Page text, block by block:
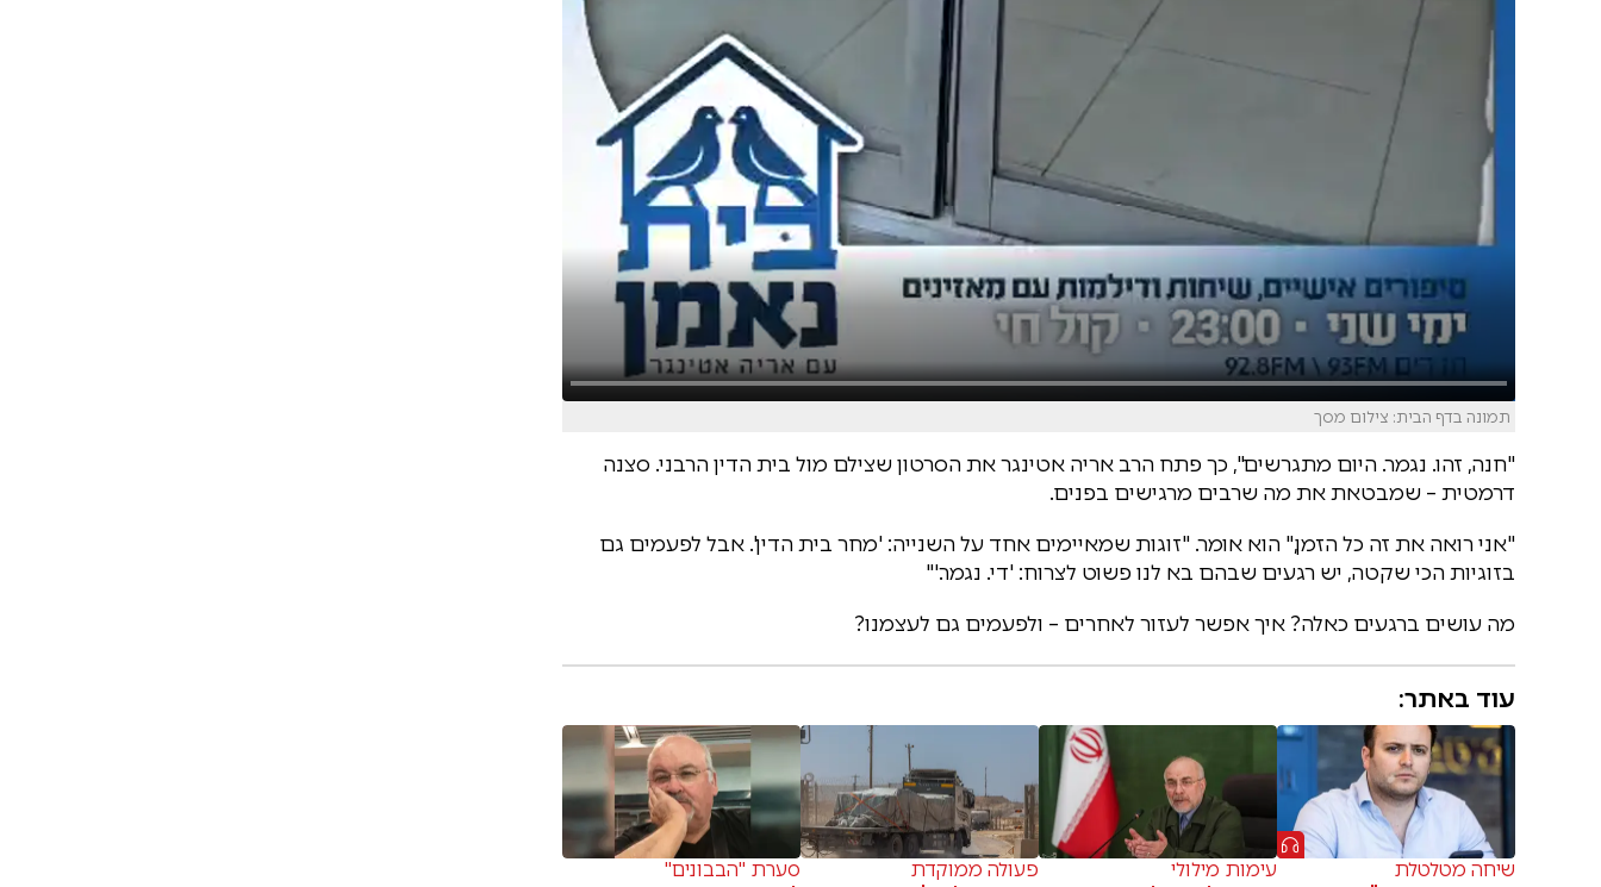
תמונה בדף הבית: צילום מסך
"חנה, זהו. נגמר. היום מתגרשים", כך פתח הרב אריה אטינגר את הסרטון שצילם מול בית הדין הרבני. סצנה
דרמטית – שמבטאת את מה שרבים מרגישים בפנים.
"אני רואה את זה כל הזמן," הוא אומר. "זוגות שמאיימים אחד על השנייה: 'מחר בית הדין'. אבל לפעמים גם
בזוגיות הכי שקטה, יש רגעים שבהם בא לנו פשוט לצרוח: 'די. נגמר.'"
מה עושים ברגעים כאלה? איך אפשר לעזור לאחרים – ולפעמים גם לעצמנו?
עוד באתר:
שיחה מטלטלת
עימות מילולי
פעולה ממוקדת
סערת "הבבונים"